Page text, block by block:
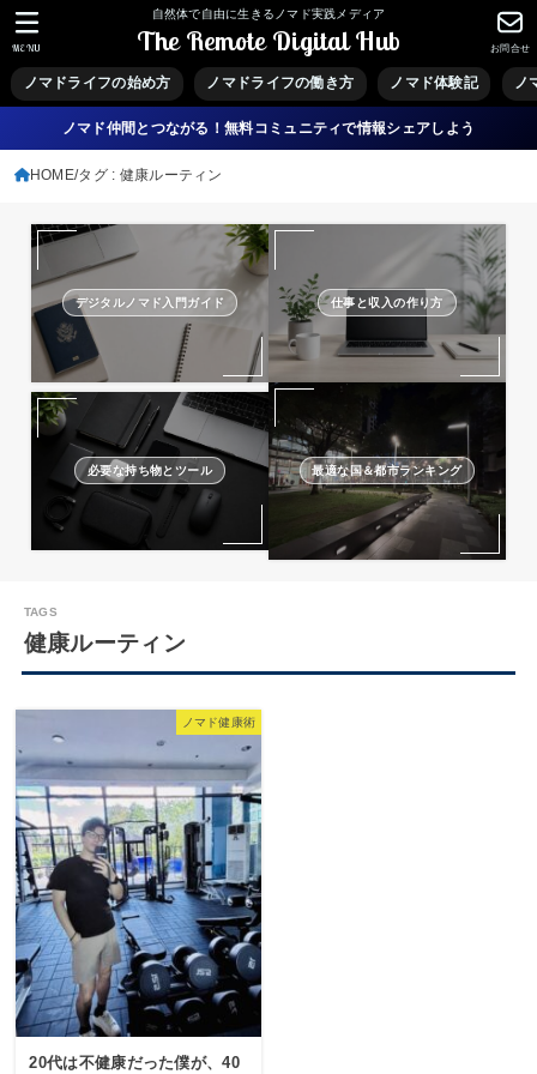
自然体で自由に生きるノマド実践メディア
The Remote Digital Hub
ノマドライフの始め方 ノマドライフの働き方 ノマド体験記 ノ
お問合せ
MENU
ノマド仲間とつながる！無料コミュニティで情報シェアしよう
HOME タグ : 健康ルーティン
デジタルノマド入門ガイド 仕事と収入の作り方
必要な持ち物とツール 最適な国＆都市ランキング
健康ルーティン
ノマド健康術
20代は不健康だった僕が、40